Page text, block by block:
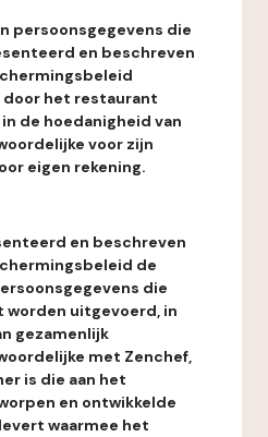
persoonsgegevens die
en beschreven
het restaurant
de hoedanigheid van
voor zijn
eigen rekening.
en beschreven
de
die
uitgevoerd, in
gezamenlijk
met Zenchef,
is die aan het
en ontwikkelde
waarmee het